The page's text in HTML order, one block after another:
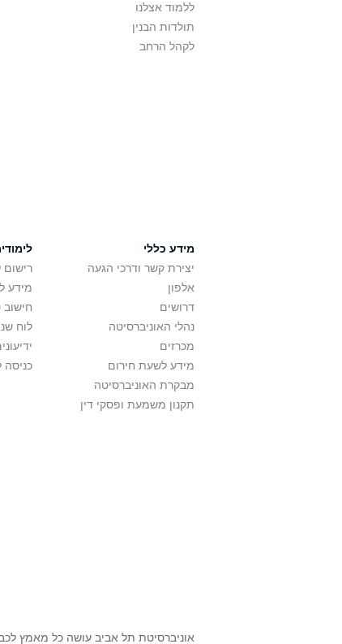
ללמוד אצלנו
תולדות הבנין
לקהל הרחב
מידע כללי
יצירת קשר ודרכי הגעה
אלפון
דרושים
נהלי האוניברסיטה
מכרזים
מידע לשעת חירום
מבקרת האוניברסיטה
תקנון משמעת ופסקי דין
רישום
מידע
חישוב
לוח
כניסה
אוניברסיטת תל אביב עושה כל מאמץ